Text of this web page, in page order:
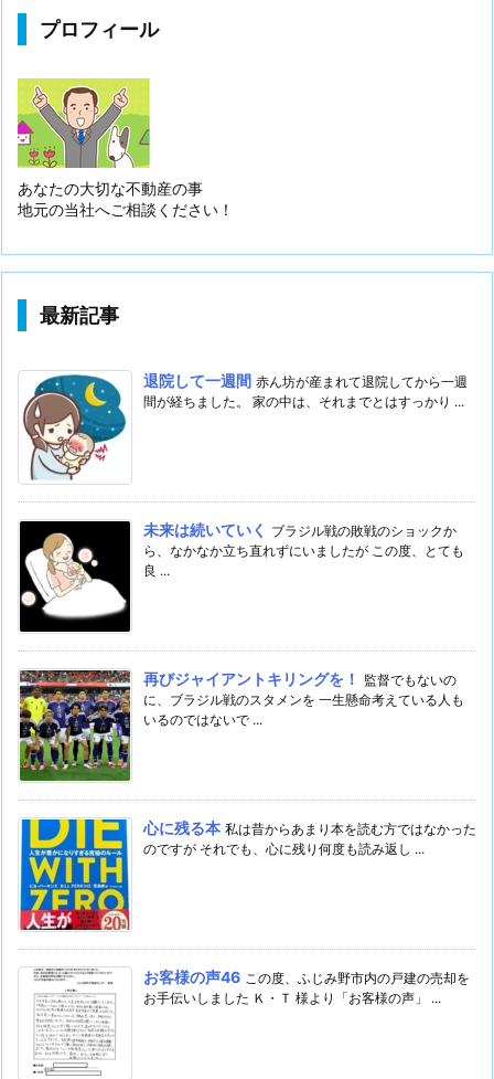
プロフィール
あなたの大切な不動産の事
地元の当社へご相談ください！
最新記事
退院して一週間 赤ん坊が産まれて退院してから一週
間が経ちました。 家の中は、それまでとはすっかり ...
未来は続いていく ブラジル戦の敗戦のショックか
ら、なかなか立ち直れずにいましたが この度、とても
良 ...
再びジャイアントキリングを！
監督でもないの
に、ブラジル戦のスタメンを 一生懸命考えている人も
いるのではないで ...
心に残る本 私は昔からあまり本を読む方ではなかった
のですが それでも、心に残り何度も読み返し ...
お客様の声46 この度、ふじみ野市内の戸建の売却を
お手伝いしました Ｋ・Ｔ 様より「お客様の声」 ...